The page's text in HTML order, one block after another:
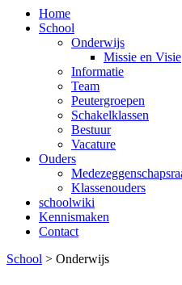
Home
School
Onderwijs
Missie en Visie
Informatie
Team
Peutergroepen
Schakelklassen
Bestuur
Vacature
Ouders
Klassenouders
schoolwiki
Kennismaken
Contact
School > Onderwijs